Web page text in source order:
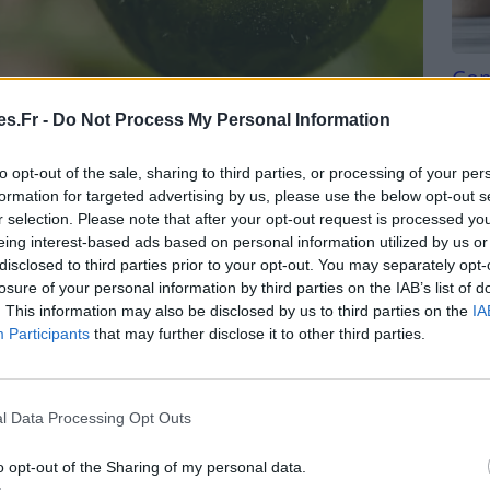
- Do Not Process My Personal Information
opt-out of the sale, sharing to third parties, or processing of your
for targeted advertising by us, please use the below opt-out
selection. Please note that after your opt-out request is processed
interest-based ads based on personal information utilized by us
to third parties prior to your opt-out. You may separately
of your personal information by third parties on the IAB’s list of
This information may also be disclosed by us to third parties on the
Participants that may further disclose it to other third parties.
Data Processing Opt Outs
opt-out of the Sharing of my personal data.
les tomates ne mûrissent pas en même
20 et 30 jours pour mûrir après avoir
maturation peut varier en fonction de la variété
à l’Intérieur
vertes, ne vous inquiétez pas, il existe des
l’intérieur.
Tri
du